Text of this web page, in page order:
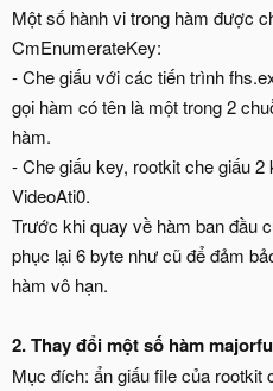
Một số hành vi trong hàm được
CmEnumerateKey:
- Che giấu với các tiến trình
gọi hàm có tên là một trong 2
hàm.
- Che giấu key, rootkit che giấu
VideoAti0.
Trước khi quay về hàm ban đầu
phục lại 6 byte như cũ để đảm
hàm vô hạn.
2. Thay đổi một số hàm
Mục đích: ẩn giấu file của rootkit